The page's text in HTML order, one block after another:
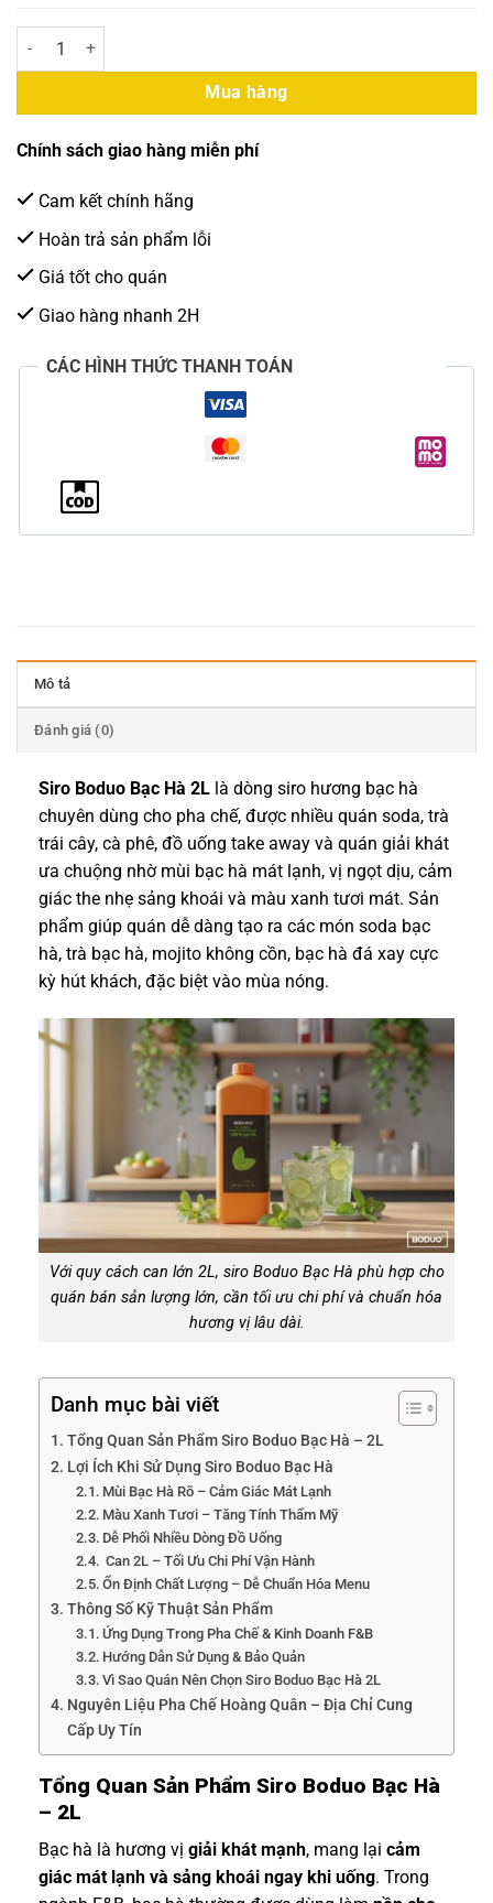
Siro Boduo Bạc Hà 2L số lượng
Mua hàng
Chính sách giao hàng miễn phí
Cam kết chính hãng
Hoàn trả sản phẩm lỗi
Giá tốt cho quán
Giao hàng nhanh 2H
CÁC HÌNH THỨC THANH TOÁN
Mô tả
Đánh giá (0)
Siro Boduo Bạc Hà 2L là dòng siro hương bạc hà
chuyên dùng cho pha chế, được nhiều quán soda, trà
trái cây, cà phê, đồ uống take away và quán giải khát
ưa chuộng nhờ mùi bạc hà mát lạnh, vị ngọt dịu, cảm
giác the nhẹ sảng khoái và màu xanh tươi mát. Sản
phẩm giúp quán dễ dàng tạo ra các món soda bạc
hà, trà bạc hà, mojito không cồn, bạc hà đá xay cực
kỳ hút khách, đặc biệt vào mùa nóng.
Với quy cách can lớn 2L, siro Boduo Bạc Hà phù hợp cho
quán bán sản lượng lớn, cần tối ưu chi phí và chuẩn hóa
hương vị lâu dài.
Danh mục bài viết
Tổng Quan Sản Phẩm Siro Boduo Bạc Hà – 2L
Lợi Ích Khi Sử Dụng Siro Boduo Bạc Hà
Mùi Bạc Hà Rõ – Cảm Giác Mát Lạnh
Màu Xanh Tươi – Tăng Tính Thẩm Mỹ
Dễ Phối Nhiều Dòng Đồ Uống
Can 2L – Tối Ưu Chi Phí Vận Hành
Ổn Định Chất Lượng – Dễ Chuẩn Hóa Menu
Thông Số Kỹ Thuật Sản Phẩm
Ứng Dụng Trong Pha Chế & Kinh Doanh F&B
Hướng Dẫn Sử Dụng & Bảo Quản
Vì Sao Quán Nên Chọn Siro Boduo Bạc Hà 2L
Nguyên Liệu Pha Chế Hoàng Quân – Địa Chỉ Cung
Cấp Uy Tín
Tổng Quan Sản Phẩm Siro Boduo Bạc Hà
– 2L
Bạc hà là hương vị giải khát mạnh, mang lại cảm
giác mát lạnh và sảng khoái ngay khi uống. Trong